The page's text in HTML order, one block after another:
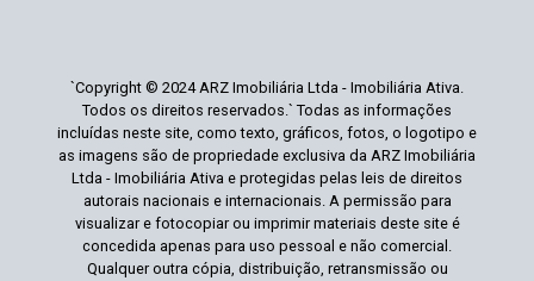
`Copyright © 2024 ARZ Imobiliária Ltda - Imobiliária Ativa.
Todos os direitos reservados.` Todas as informações
incluídas neste site, como texto, gráficos, fotos, o logotipo e
as imagens são de propriedade exclusiva da ARZ Imobiliária
Ltda - Imobiliária Ativa e protegidas pelas leis de direitos
autorais nacionais e internacionais. A permissão para
visualizar e fotocopiar ou imprimir materiais deste site é
concedida apenas para uso pessoal e não comercial.
Qualquer outra cópia, distribuição, retransmissão ou